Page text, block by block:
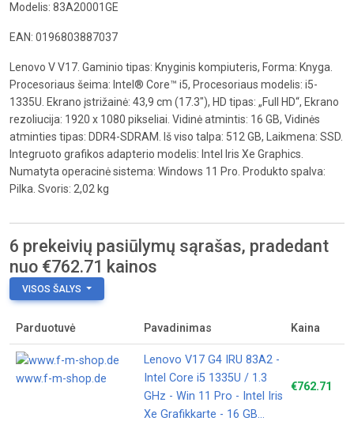
Modelis: 83A20001GE
EAN: 0196803887037
Lenovo V V17. Gaminio tipas: Knyginis kompiuteris, Forma: Knyga.
Procesoriaus šeima: Intel® Core™ i5, Procesoriaus modelis: i5-
1335U. Ekrano įstrižainė: 43,9 cm (17.3"), HD tipas: „Full HD“, Ekrano
rezoliucija: 1920 x 1080 pikseliai. Vidinė atmintis: 16 GB, Vidinės
atminties tipas: DDR4-SDRAM. Iš viso talpa: 512 GB, Laikmena: SSD.
Integruoto grafikos adapterio modelis: Intel Iris Xe Graphics.
Numatyta operacinė sistema: Windows 11 Pro. Produkto spalva:
Pilka. Svoris: 2,02 kg
6 prekeivių pasiūlymų sąrašas, pradedant
nuo €762.71 kainos
VISOS ŠALYS
Parduotuvė Pavadinimas Kaina
www.f-m-shop.de
Lenovo V17 G4 IRU 83A2 -
Intel Core i5 1335U / 1.3
GHz - Win 11 Pro - Intel Iris
Xe Grafikkarte - 16 GB
€762.71